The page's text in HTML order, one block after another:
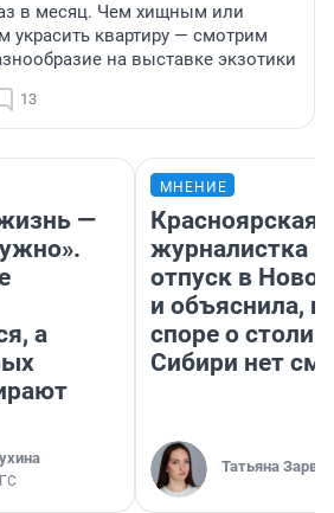
в месяц. Чем хищным или
украсить квартиру — смотрим
на выставке экзотики
13
—
а
МНЕНИЕ
Красноярская
журналистка
отпуск в
и объяснила,
споре о
Сибири нет
Татьяна Зарва